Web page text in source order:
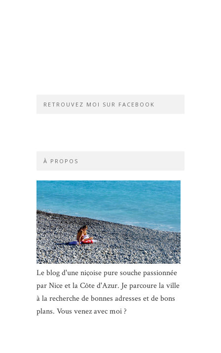
RETROUVEZ MOI SUR FACEBOOK
À PROPOS
Le blog d'une niçoise pure souche passionnée
par Nice et la Côte d'Azur. Je parcoure la ville
à la recherche de bonnes adresses et de bons
plans. Vous venez avec moi ?